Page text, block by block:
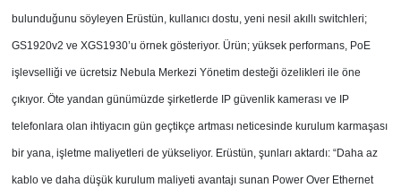
bulunduğunu söyleyen Erüstün, kullanıcı dostu, yeni nesil akıllı switchleri;
GS1920v2 ve XGS1930’u örnek gösteriyor. Ürün; yüksek performans, PoE
işlevselliği ve ücretsiz Nebula Merkezi Yönetim desteği özelikleri ile öne
çıkıyor. Öte yandan günümüzde şirketlerde IP güvenlik kamerası ve IP
telefonlara olan ihtiyacın gün geçtikçe artması neticesinde kurulum karmaşası
bir yana, işletme maliyetleri de yükseliyor. Erüstün, şunları aktardı: “Daha az
kablo ve daha düşük kurulum maliyeti avantajı sunan Power Over Ethernet